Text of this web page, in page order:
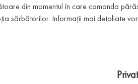
din momentul în care comanda
sărbătorilor. Informații mai detaliate